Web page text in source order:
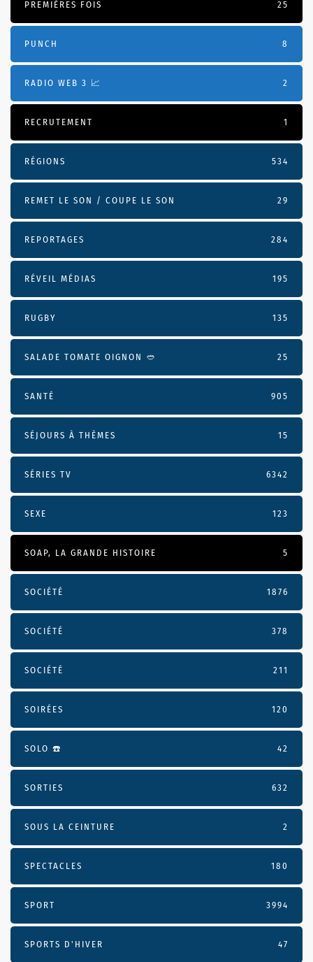
PREMIÈRES FOIS 25
PUNCH 8
RADIO WEB 3 📈 2
RECRUTEMENT 1
RÉGIONS 534
REMET LE SON / COUPE LE SON 29
REPORTAGES 284
RÉVEIL MÉDIAS 195
RUGBY 135
SALADE TOMATE OIGNON 🥙 25
SANTÉ 905
SÉJOURS À THÈMES 15
SÉRIES TV 6342
SEXE 123
SOAP, LA GRANDE HISTOIRE 5
SOCIÉTÉ 1876
SOCIÉTÉ 378
SOCIÉTÉ 211
SOIRÉES 120
SOLO ☎️ 42
SORTIES 632
SOUS LA CEINTURE 2
SPECTACLES 180
SPORT 3994
SPORTS D'HIVER 47